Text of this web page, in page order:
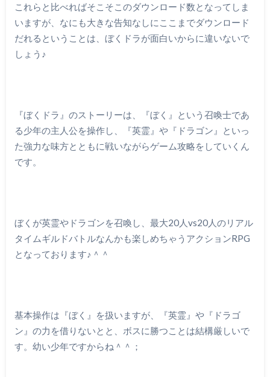
これらと比べればそこそこのダウンロード数となってしま
いますが、なにも大きな告知なしにここまでダウンロード
だれるということは、ぼくドラが面白いからに違いないで
しょう♪
『ぼくドラ』のストーリーは、『ぼく』という召喚士であ
る少年の主人公を操作し、『英霊』や『ドラゴン』といっ
た強力な味方とともに戦いながらゲーム攻略をしていくん
です。
ぼくが英霊やドラゴンを召喚し、最大20人vs20人のリアル
タイムギルドバトルなんかも楽しめちゃうアクションRPG
となっております♪＾＾
基本操作は『ぼく』を扱いますが、『英霊』や『ドラゴ
ン』の力を借りないとと、ボスに勝つことは結構厳しいで
す。幼い少年ですからね＾＾；